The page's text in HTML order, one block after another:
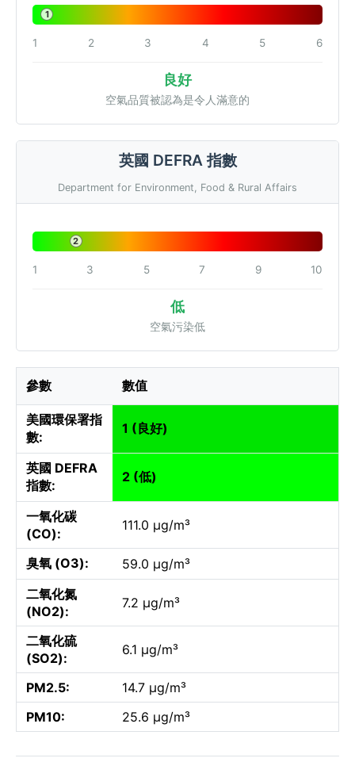
1
1 2 3 4 5 6
良好
空氣品質被認為是令人滿意的
英國 DEFRA 指數
Department for Environment, Food & Rural Affairs
2
1 3 5 7 9 10
低
空氣污染低
參數 數值
美國環保署指
數:
1 (良好)
英國 DEFRA
指數:
2 (低)
一氧化碳
(CO):
111.0 µg/m³
臭氧 (O3):
59.0 µg/m³
二氧化氮
(NO2):
7.2 µg/m³
二氧化硫
(SO2):
6.1 µg/m³
PM2.5:
14.7 µg/m³
PM10:
25.6 µg/m³